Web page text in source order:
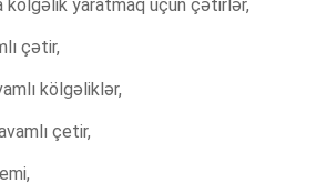
kölgəlik yaratmaq üçün çətirlər,
çətir,
kölgəliklər,
çetir,